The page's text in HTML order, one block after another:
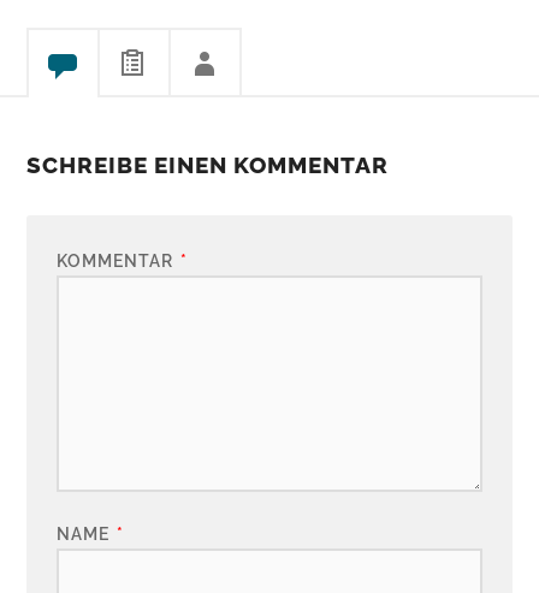
SCHREIBE EINEN KOMMENTAR
KOMMENTAR *
NAME *